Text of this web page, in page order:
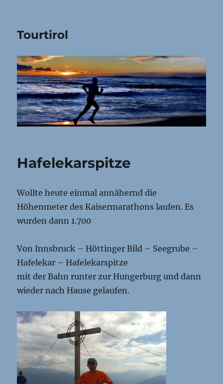
Tourtirol
Hafelekarspitze
Wollte heute einmal annähernd die
Höhenmeter des Kaisermarathons laufen. Es
wurden dann 1.700
Von Innsbruck – Höttinger Bild – Seegrube –
Hafelekar – Hafelekarspitze
mit der Bahn runter zur Hungerburg und dann
wieder nach Hause gelaufen.